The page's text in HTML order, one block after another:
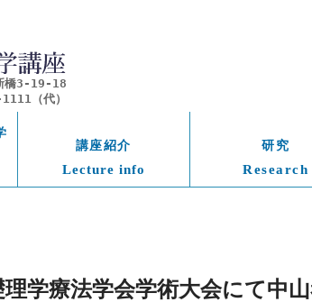
橋3-19-18
（代）
講座紹介
Lecture info
研究
Research
学療法学会学術大会にて中